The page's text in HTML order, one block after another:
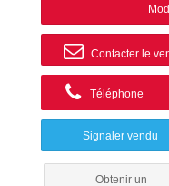
Contacter le
Téléphone
Signaler vendu
Obtenir un